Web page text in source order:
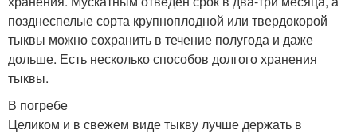
позднеспелые сорта крупноплодной или твердокорой
тыквы можно сохранить в течение полугода и даже
дольше. Есть несколько способов долгого хранения
тыквы.
В погребе
Целиком и в свежем виде тыкву лучше держать в